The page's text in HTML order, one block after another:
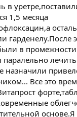
в
1,5 месяца
гарденелу.После
в
паралельно
назначили
Все это
основе.Я